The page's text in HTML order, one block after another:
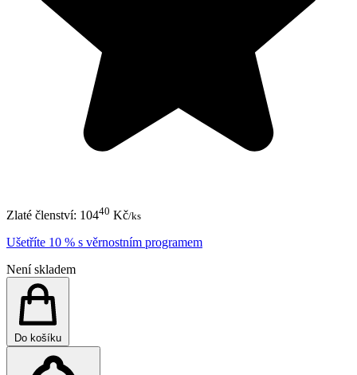
Zlaté členství: 10440 Kč/ks
Ušetříte 10 % s věrnostním programem
Není skladem
Do košíku